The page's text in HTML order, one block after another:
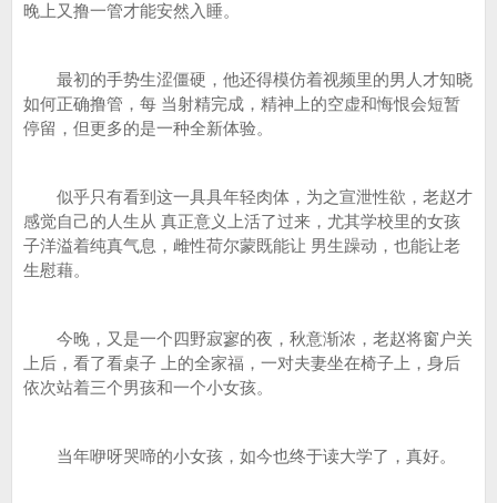
晚上又撸一管才能安然入睡。
最初的手势生涩僵硬，他还得模仿着视频里的男人才知晓
如何正确撸管，每 当射精完成，精神上的空虚和悔恨会短暂
停留，但更多的是一种全新体验。
似乎只有看到这一具具年轻肉体，为之宣泄性欲，老赵才
感觉自己的人生从 真正意义上活了过来，尤其学校里的女孩
子洋溢着纯真气息，雌性荷尔蒙既能让 男生躁动，也能让老
生慰藉。
今晚，又是一个四野寂寥的夜，秋意渐浓，老赵将窗户关
上后，看了看桌子 上的全家福，一对夫妻坐在椅子上，身后
依次站着三个男孩和一个小女孩。
当年咿呀哭啼的小女孩，如今也终于读大学了，真好。